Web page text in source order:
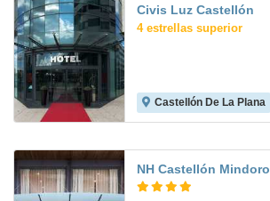
Civis Luz Castellón
4 estrellas superior
Castellón De La Plana
NH Castellón Mindoro